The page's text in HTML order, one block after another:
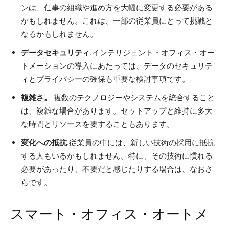
ンは、仕事の組織や進め方を大幅に変更する必要がある
かもしれません。これは、一部の従業員にとって挑戦と
なるかもしれません。
データセキュリティ.インテリジェント・オフィス・オー
トメーションの導入にあたっては、データのセキュリテ
ィとプライバシーの確保も重要な検討事項です。
複雑さ。
複数のテクノロジーやシステムを統合すること
は、複雑な場合があります。セットアップと維持に多大
な時間とリソースを要することもあります。
変化への抵抗.従業員の中には、新しい技術の採用に抵抗
する人もいるかもしれません。特に、その技術に慣れる
必要があったり、不要だと感じたりする場合は、なおさ
らです。
スマート・オフィス・オートメ